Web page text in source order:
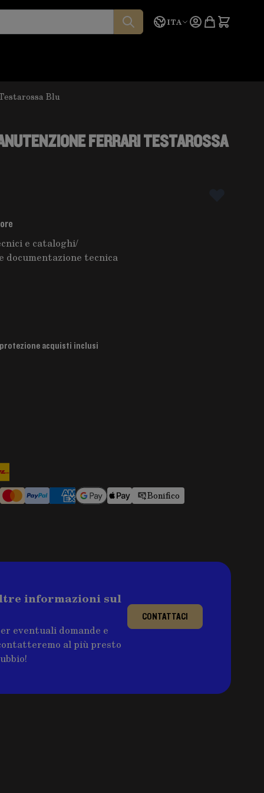
Lingua
ITA Preventivo
Blu
FERRARI TESTAROSSA
e cataloghi/
documentazione tecnica
protezione acquisti inclusi
Bonifico
informazioni sul
eventuali domande e
al più presto
CONTATTACI